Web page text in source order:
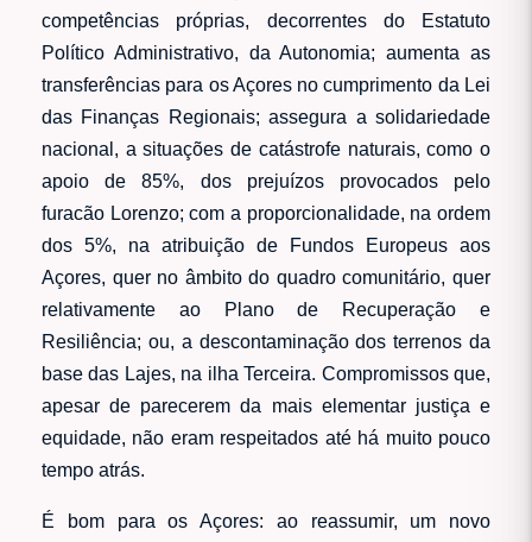
competências próprias, decorrentes do Estatuto
Político Administrativo, da Autonomia; aumenta as
transferências para os Açores no cumprimento da Lei
das Finanças Regionais; assegura a solidariedade
nacional, a situações de catástrofe naturais, como o
apoio de 85%, dos prejuízos provocados pelo
furacão Lorenzo; com a proporcionalidade, na ordem
dos 5%, na atribuição de Fundos Europeus aos
Açores, quer no âmbito do quadro comunitário, quer
relativamente ao Plano de Recuperação e
Resiliência; ou, a descontaminação dos terrenos da
base das Lajes, na ilha Terceira. Compromissos que,
apesar de parecerem da mais elementar justiça e
equidade, não eram respeitados até há muito pouco
tempo atrás.
É bom para os Açores: ao reassumir, um novo